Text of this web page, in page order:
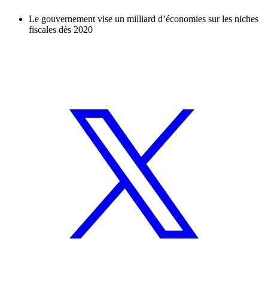
Le gouvernement vise un milliard d’économies sur les niches
fiscales dès 2020